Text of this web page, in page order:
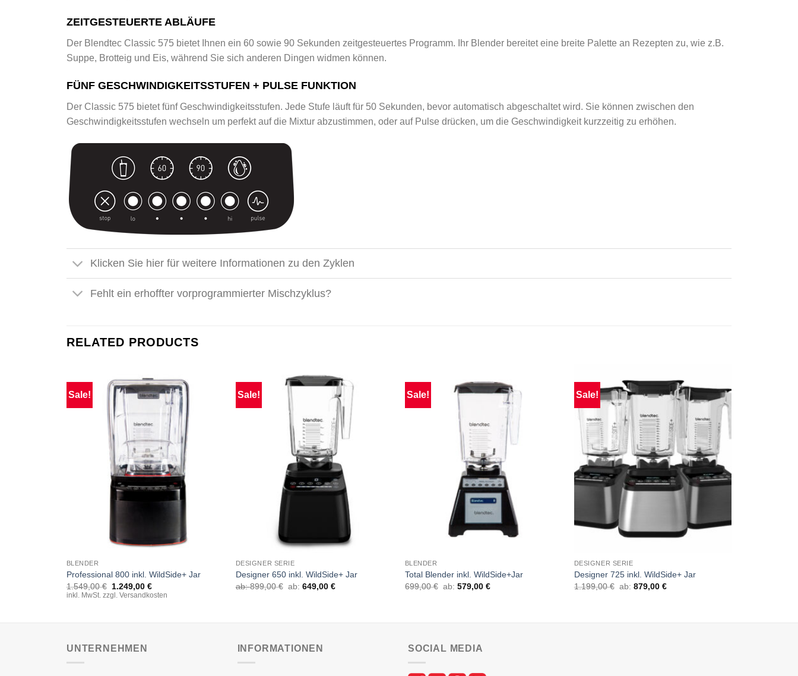
ZEITGESTEUERTE ABLÄUFE
Der Blendtec Classic 575 bietet Ihnen ein 60 sowie 90 Sekunden zeitgesteuertes Programm. Ihr Blender bereitet eine breite Palette an Rezepten zu, wie z.B.
Suppe, Brotteig und Eis, während Sie sich anderen Dingen widmen können.
FÜNF GESCHWINDIGKEITSSTUFEN + PULSE FUNKTION
Der Classic 575 bietet fünf Geschwindigkeitsstufen. Jede Stufe läuft für 50 Sekunden, bevor automatisch abgeschaltet wird. Sie können zwischen den
Geschwindigkeitsstufen wechseln um perfekt auf die Mixtur abzustimmen, oder auf Pulse drücken, um die Geschwindigkeit kurzzeitig zu erhöhen.
Klicken Sie hier für weitere Informationen zu den Zyklen
Fehlt ein erhoffter vorprogrammierter Mischzyklus?
RELATED PRODUCTS
Sale!
BLENDER
Professional 800 inkl. WildSide+ Jar
1.549,00€ Original
price
1.249,00€Current
price
inkl. MwSt. zzgl. Versandkosten
Sale!
DESIGNER SERIE
Designer 650 inkl. WildSide+ Jar
ab:899,00€ ab:649,00€
Sale!
BLENDER
Total Blender inkl. WildSide+Jar
699,00€ ab:579,00€
Sale!
DESIGNER SERIE
Designer 725 inkl. WildSide+ Jar
1.199,00€ ab:879,00€
UNTERNEHMEN INFORMATIONEN SOCIAL MEDIA